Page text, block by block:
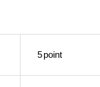
5point